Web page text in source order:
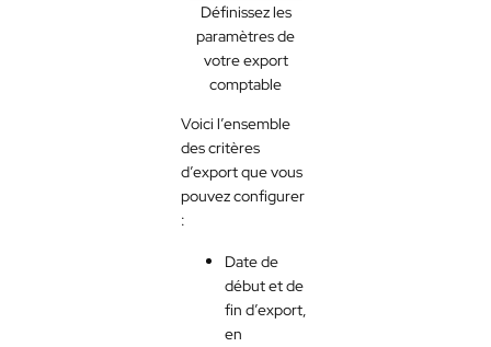
Définissez les
paramètres de
votre export
comptable
Voici l’ensemble
des critères
d’export que vous
pouvez configurer
:
Date de
début et de
fin d’export,
en